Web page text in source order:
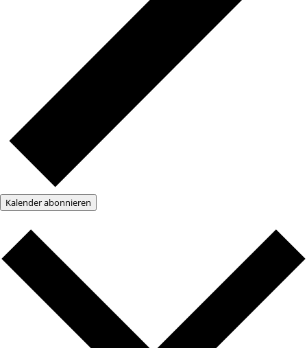
Kalender abonnieren